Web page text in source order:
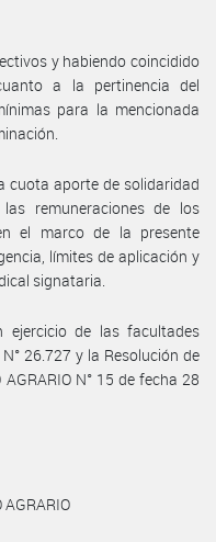
y habiendo coincidido
a la pertinencia del
para la mencionada
cuota aporte de solidaridad
remuneraciones de los
el marco de la presente
límites de aplicación y
signataria.
ejercicio de las facultades
26.727 y la Resolución de
AGRARIO N° 15 de fecha 28
AGRARIO